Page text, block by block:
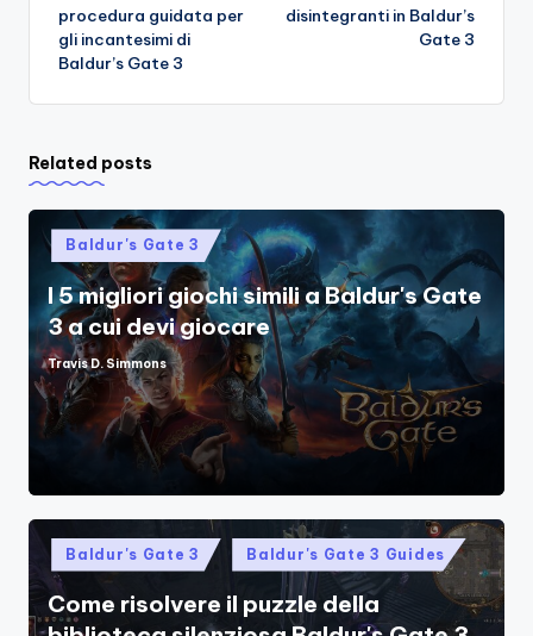
procedura guidata per
gli incantesimi di
Baldur’s Gate 3
disintegranti in Baldur’s
Gate 3
Related posts
Posted
in
Baldur's Gate 3
I 5 migliori giochi simili a Baldur's Gate
3 a cui devi giocare
Posted
by
Travis D. Simmons
Posted
in
Baldur's Gate 3 Baldur's Gate 3 Guides
Come risolvere il puzzle della